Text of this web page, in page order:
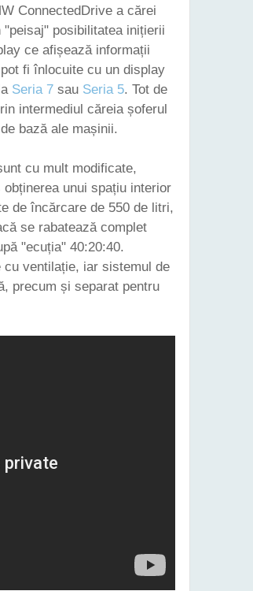
ConnectedDrive a cărei
posibilitatea inițierii
ce afișează informații
fi înlocuite cu un display
Seria 7 sau Seria 5. Tot de
intermediul căreia șoferul
bază ale mașinii.
cu mult modificate,
unui spațiu interior
de încărcare de 550 de litri,
se rabatează complet
"ecuția" 40:20:40.
cu ventilație, iar sistemul de
precum și separat pentru